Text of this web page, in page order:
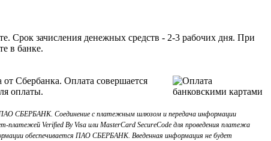
Срок зачисления денежных средств - 2-3 рабочих дня. При
в банке.
Сбербанка. Оплата совершается
оплаты.
СБЕРБАНК. Соединение с платежным шлюзом и передача информации
платежей Verified By Visa или MasterCard SecureCode для проведения платежа
обеспечивается ПАО СБЕРБАНК. Введенная информация не будет